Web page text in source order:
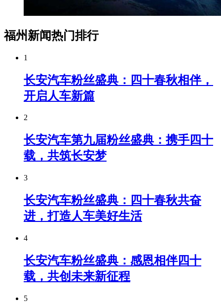
福州新闻热门排行
1
长安汽车粉丝盛典：四十春秋相伴，
开启人车新篇
2
长安汽车第九届粉丝盛典：携手四十
载，共筑长安梦
3
长安汽车粉丝盛典：四十春秋共奋
进，打造人车美好生活
4
长安汽车粉丝盛典：感恩相伴四十
载，共创未来新征程
5